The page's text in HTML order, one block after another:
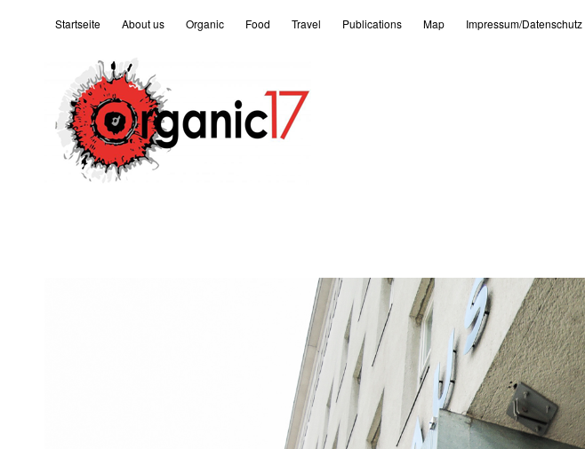
Startseite About us Organic Food Travel Publications Map Impressum/Datenschutz